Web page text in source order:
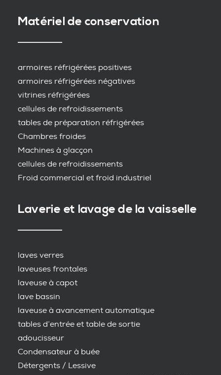
Matériel de conservation
armoires réfrigérées positives
armoires réfrigérées négatives
vitrines réfrigérées
cellules de refroidissements
tables de préparation réfrigérées
Chambres froides
Machines à glacçon
cellules de refroidissements
Froid commercial et froid industriel
Laverie et lavage de la vaisselle
laves verres
laveuses frontales
laveuse à capot
lave bassin
laveuse à avancement automatique
tables d’entrée et table de sortie
adoucisseur
Condensateur à buée
Détergents / Lessive